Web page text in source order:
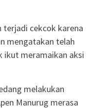
terjadi cekcok karena
mengatakan telah
ikut meramaikan aksi
melakukan
Manurug merasa